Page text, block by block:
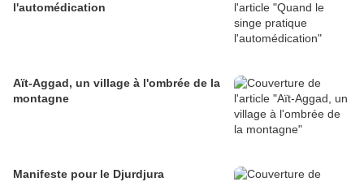
l'automédication
Aït-Aggad, un village à l'ombrée de la
montagne
Manifeste pour le Djurdjura